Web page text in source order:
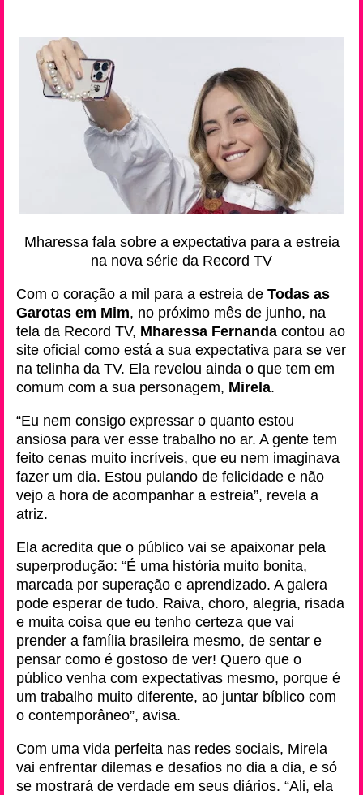
Mharessa fala sobre a expectativa para a estreia
na nova série da Record TV
Com o coração a mil para a estreia de Todas as
Garotas em Mim, no próximo mês de junho, na
tela da Record TV, Mharessa Fernanda contou ao
site oficial como está a sua expectativa para se ver
na telinha da TV. Ela revelou ainda o que tem em
comum com a sua personagem, Mirela.
“Eu nem consigo expressar o quanto estou
ansiosa para ver esse trabalho no ar. A gente tem
feito cenas muito incríveis, que eu nem imaginava
fazer um dia. Estou pulando de felicidade e não
vejo a hora de acompanhar a estreia”, revela a
atriz.
Ela acredita que o público vai se apaixonar pela
superprodução: “É uma história muito bonita,
marcada por superação e aprendizado. A galera
pode esperar de tudo. Raiva, choro, alegria, risada
e muita coisa que eu tenho certeza que vai
prender a família brasileira mesmo, de sentar e
pensar como é gostoso de ver! Quero que o
público venha com expectativas mesmo, porque é
um trabalho muito diferente, ao juntar bíblico com
o contemporâneo”, avisa.
Com uma vida perfeita nas redes sociais, Mirela
vai enfrentar dilemas e desafios no dia a dia, e só
se mostrará de verdade em seus diários. “Ali, ela